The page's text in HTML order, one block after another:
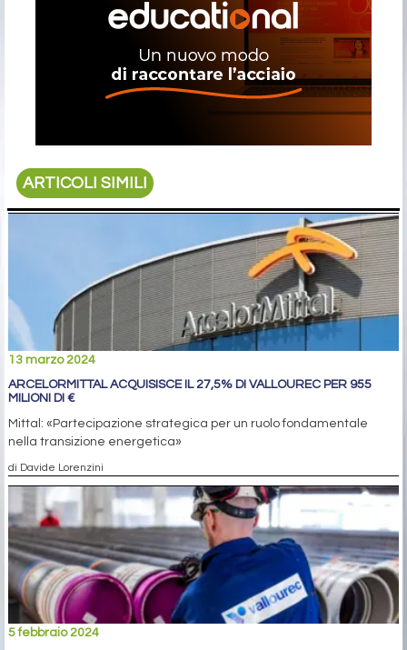
ARTICOLI SIMILI
13 marzo 2024
ARCELORMITTAL ACQUISISCE IL 27,5% DI VALLOUREC PER 955
MILIONI DI €
Mittal: «Partecipazione strategica per un ruolo fondamentale
nella transizione energetica»
di Davide Lorenzini
5 febbraio 2024